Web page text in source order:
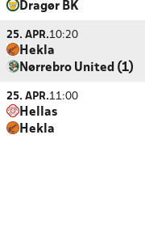
Dragør BK
25. APR.10:20
Hekla
Nørrebro United (1)
25. APR.11:00
Hellas
Hekla